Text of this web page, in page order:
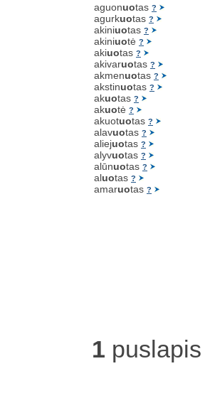
aguonuotas ?
agurkuotas ?
akiniuotas ?
akiniuotė ?
akiuotas ?
akivaruotas ?
akmenuotas ?
akstinuotas ?
akuotas ?
akuotė ?
akuotuotas ?
alavuotas ?
aliejuotas ?
alyvuotas ?
alūnuotas ?
aluotas ?
amaruotas ?
1